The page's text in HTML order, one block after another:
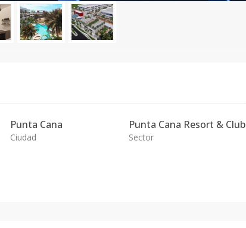
Punta Cana
Ciudad
Punta Cana Resort & Club
Sector